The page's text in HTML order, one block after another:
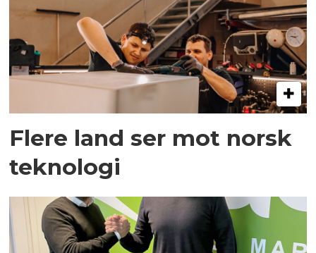
Flere land ser mot norsk
teknologi